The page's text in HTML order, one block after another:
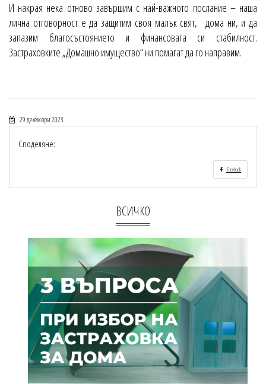
И накрая нека отново завършим с най-важното послание – наша
лична отговорност е да защитим своя малък свят, дома ни, и да
запазим благосъстоянието и финансовата си стабилност.
Застраховките „Домашно имущество“ ни помагат да го направим.
29 декември 2023
Споделяне:
Facebook
ВСИЧКО